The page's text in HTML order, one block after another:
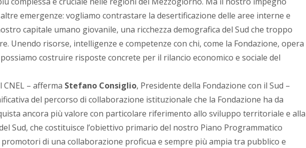
emergenze: vogliamo contrastare la desertificazione delle aree interne e
capitale umano giovanile, una ricchezza demografica del Sud che troppo
Unendo risorse, intelligenze e competenze con chi, come la Fondazione, opera
costruire risposte concrete per il rilancio economico e sociale del
CNEL – afferma Stefano Consiglio, Presidente della Fondazione con il Sud –
del percorso di collaborazione istituzionale che la Fondazione ha da
ancora più valore con particolare riferimento allo sviluppo territoriale e alla
Sud, che costituisce l’obiettivo primario del nostro Piano Programmatico
promotori di una collaborazione proficua e sempre più ampia tra pubblico e